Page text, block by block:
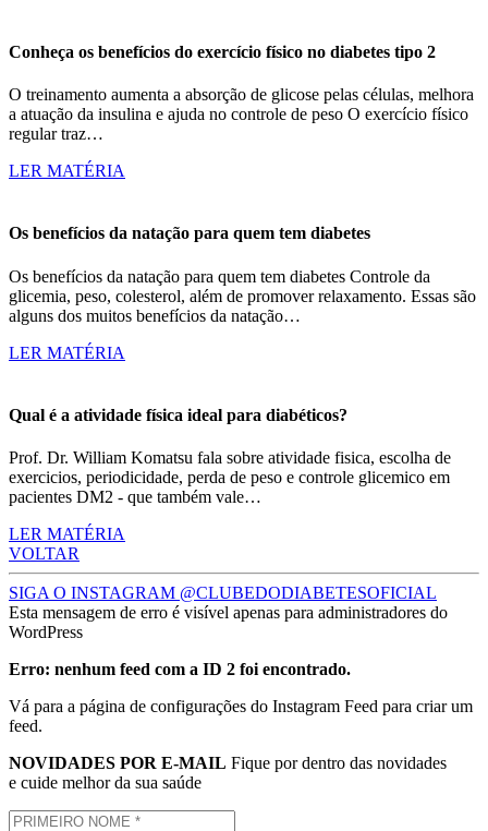
Conheça os benefícios do exercício físico no diabetes tipo 2
O treinamento aumenta a absorção de glicose pelas células, melhora
a atuação da insulina e ajuda no controle de peso O exercício físico
regular traz…
LER MATÉRIA
Os benefícios da natação para quem tem diabetes
Os benefícios da natação para quem tem diabetes Controle da
glicemia, peso, colesterol, além de promover relaxamento. Essas são
alguns dos muitos benefícios da natação…
LER MATÉRIA
Qual é a atividade física ideal para diabéticos?
Prof. Dr. William Komatsu fala sobre atividade fisica, escolha de
exercicios, periodicidade, perda de peso e controle glicemico em
pacientes DM2 - que também vale…
LER MATÉRIA
VOLTAR
SIGA O INSTAGRAM @CLUBEDODIABETESOFICIAL
Esta mensagem de erro é visível apenas para administradores do
WordPress
Erro: nenhum feed com a ID 2 foi encontrado.
Vá para a página de configurações do Instagram Feed para criar um
feed.
NOVIDADES POR E-MAIL Fique por dentro das novidades
e cuide melhor da sua saúde